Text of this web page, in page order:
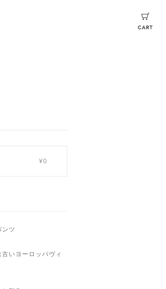
CART
¥0
ツ
いヨーロッパヴィ